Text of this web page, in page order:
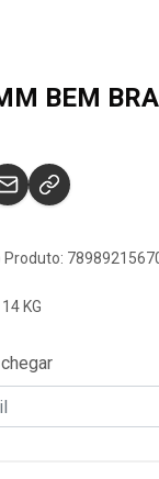
BEM
Produto:
KG